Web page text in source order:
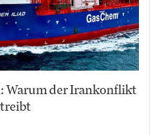
Warum der Irankonflikt